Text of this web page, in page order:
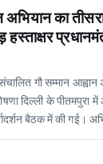
अभियान का
हस्ताक्षर
गौ सम्मान
दिल्ली के पीतमपुरा
बैठक में की गई।